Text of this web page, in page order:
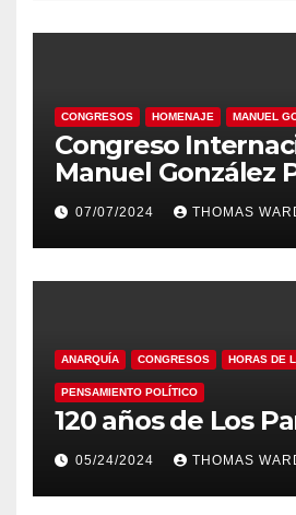
CONGRESOS HOMENAJE MANUEL
Congreso
Manuel González
180 años en la
Peruana de la
07/07/2024 THOMAS
ANARQUÍA CONGRESOS HORAS DE
PENSAMIENTO POLÍTICO
120 años de Los
05/24/2024 THOMAS